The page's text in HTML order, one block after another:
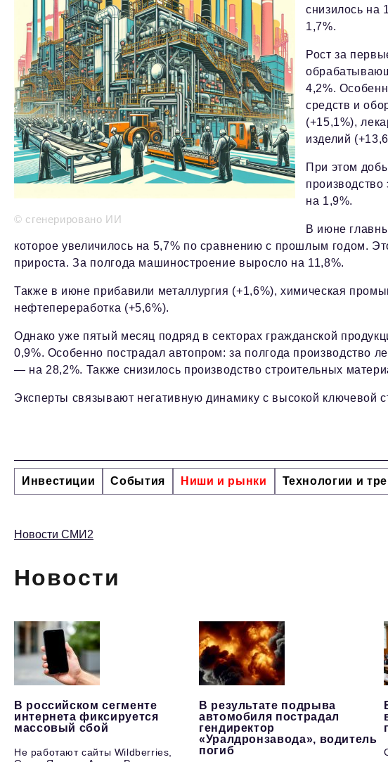
© сгенерировано ИИ
снизилось на
1,7%.
Рост за
4,2%.
средств и
(+15,1%),
изделий
При этом
на 1,9%.
В июне
которое увеличилось на 5,7% по сравнению с прошлым годом.
прироста. За полгода машиностроение выросло на 11,8%.
Также в июне прибавили металлургия (+1,6%), химическая
нефтепереработка (+5,6%).
Однако уже пятый месяц подряд в секторах гражданской
0,9%. Особенно пострадал автопром: за полгода производство
— на 28,2%. Также снизилось производство строительных
Эксперты связывают негативную динамику с высокой ключевой
Инвестиции События Ниши и рынки Технологии и
Новости СМИ2
Новости
В российском сегменте
интернета фиксируется
массовый сбой
Не работают сайты Wildberries,
В результате подрыва
автомобиля пострадал
гендиректор
«Уралдронзавода», водитель
погиб